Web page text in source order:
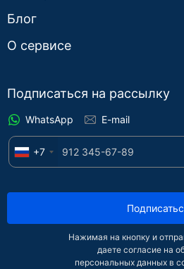
Блог
О сервисе
Подписаться на рассылку
WhatsApp E-mail
+7
Нажимая на кнопку и
даете согласие на
персональных данных в